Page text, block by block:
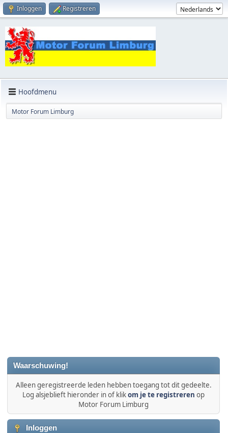
Inloggen Registreren
Hoofdmenu
Motor Forum Limburg
Waarschuwing!
Alleen geregistreerde leden hebben toegang tot dit gedeelte.
Log alsjeblieft hieronder in of klikom je te registreren op
Motor Forum Limburg
Inloggen